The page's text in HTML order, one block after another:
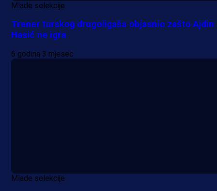
Mlade selekcije
Trener turskog drugoligaša objasnio zašto Ajdin
Hasić ne igra
6 godina 3 mjesec
Mlade selekcije